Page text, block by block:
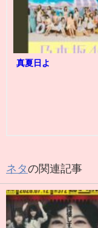
真夏日よ
ネタの関連記事